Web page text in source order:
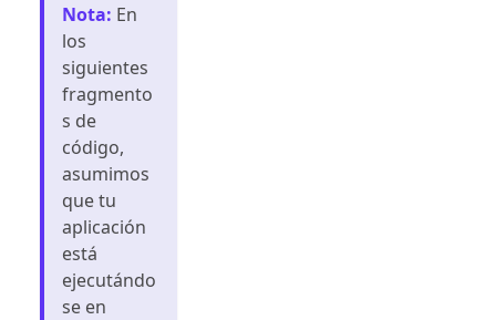
Nota: En
los
siguientes
fragmento
s de
código,
asumimos
que tu
aplicación
está
ejecutándo
se en